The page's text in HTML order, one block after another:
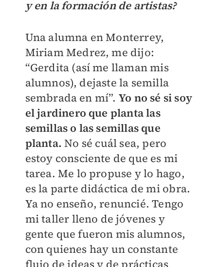
y en la formación de artistas?
Una alumna en Monterrey,
Miriam Medrez, me dijo:
“Gerdita (así me llaman mis
alumnos), dejaste la semilla
sembrada en mí”. Yo no sé si soy
el jardinero que planta las
semillas o las semillas que
planta. No sé cuál sea, pero
estoy consciente de que es mi
tarea. Me lo propuse y lo hago,
es la parte didáctica de mi obra.
Ya no enseño, renuncié. Tengo
mi taller lleno de jóvenes y
gente que fueron mis alumnos,
con quienes hay un constante
flujo de ideas y de prácticas